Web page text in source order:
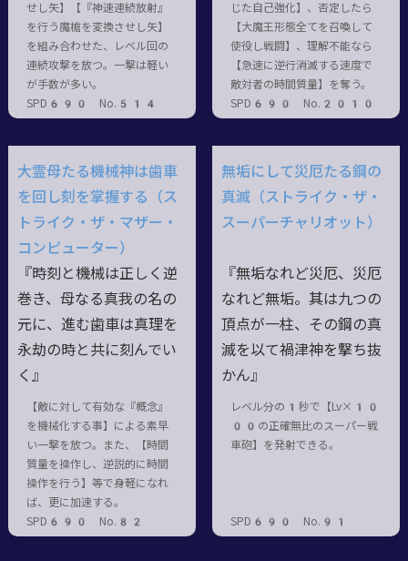
せし矢】【『神速連続放射』
を行う魔槍を変換させし矢】
を組み合わせた、レベル回の
連続攻撃を放つ。一撃は軽い
が手数が多い。
SPD690 No.514
じた自己強化】、否定したら
【大魔王形態全てを召喚して
使役し戦闘】、理解不能なら
【急速に逆行消滅する速度で
敵対者の時間質量】を奪う。
SPD690 No.2010
大霊母たる機械神は歯車
を回し刻を掌握する（ス
トライク・ザ・マザー・
コンピューター）
『時刻と機械は正しく逆
巻き、母なる真我の名の
元に、進む歯車は真理を
永劫の時と共に刻んでい
く』
【敵に対して有効な『概念』
を機械化する事】による素早
い一撃を放つ。また、【時間
質量を操作し、逆説的に時間
操作を行う】等で身軽になれ
ば、更に加速する。
SPD690 No.82
無垢にして災厄たる鋼の
真滅（ストライク・ザ・
スーパーチャリオット）
『無垢なれど災厄、災厄
なれど無垢。其は九つの
頂点が一柱、その鋼の真
滅を以て禍津神を撃ち抜
かん』
レベル分の1秒で【Lv×10
00の正確無比のスーパー戦
車砲】を発射できる。
SPD690 No.91